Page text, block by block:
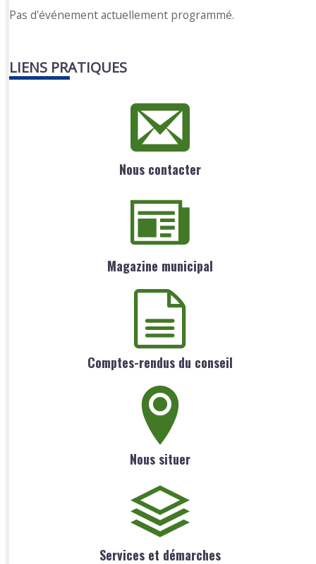
Pas d'événement actuellement programmé.
LIENS PRATIQUES
Nous contacter
Magazine municipal
Comptes-rendus du conseil
Nous situer
Services et démarches